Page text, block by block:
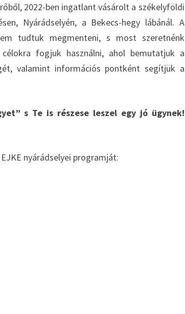
2022-ben ingatlant vásárolt a székelyföldi
Nyárádselyén, a Bekecs-hegy lábánál. A
tudtuk megmenteni, s most szeretnénk
fogjuk használni, ahol bemutatjuk a
valamint információs pontként segítjük a
s Te is részese leszel egy jó ügynek!
nyárádselyei programját: